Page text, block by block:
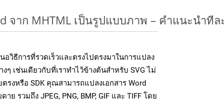
จาก MHTML เป็นรูปแบบภาพ – คำแนะนำที
อวิธีการที่รวดเร็วและตรงไปตรงมาในการแปลง
ๆ เช่นเดียวกับที่เราทำไว้ข้างต้นสำหรับ SVG ไม่
ตรงหรือ SDK คุณสามารถแปลงเอกสาร Word
ย รวมถึง JPEG, PNG, BMP, GIF และ TIFF โดย